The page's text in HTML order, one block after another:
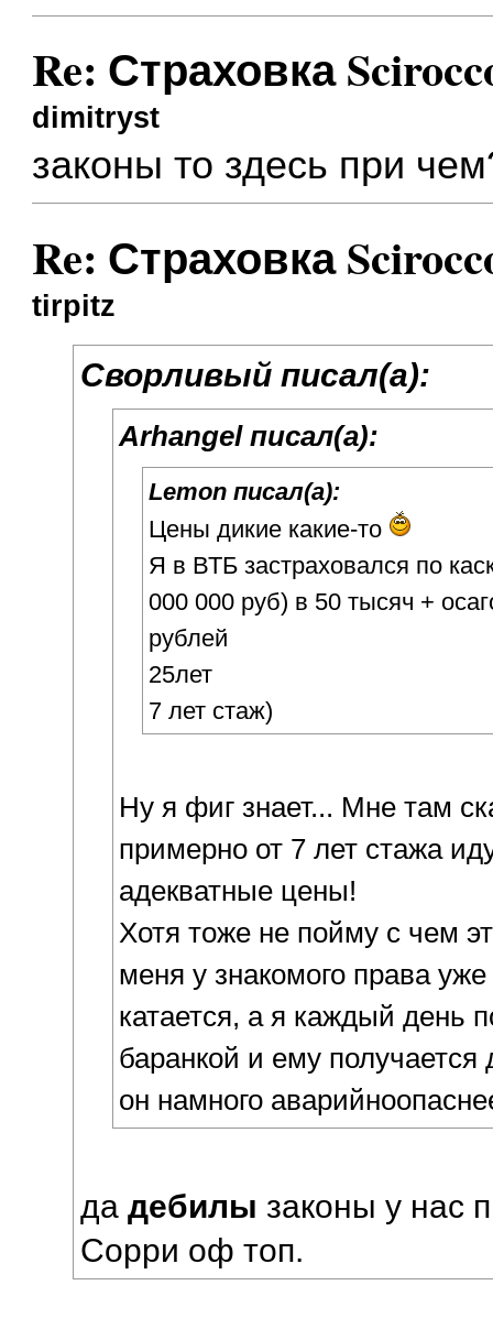
Re: Страховка
dimitryst
законы то здесь при
Re: Страховка
tirpitz
Сворливый писал(а):
Arhangel писал(а):
Lemon писал(а):
Цены дикие какие-то
Я в ВТБ застраховался по
000 000 руб) в 50 тысяч +
рублей
25лет
7 лет стаж)
Ну я фиг знает... Мне там
примерно от 7 лет стажа
адекватные цены!
Хотя тоже не пойму с чем
меня у знакомого права
катается, а я каждый день
баранкой и ему получается
он намного
дадебилы законы у нас
Сорри оф топ.